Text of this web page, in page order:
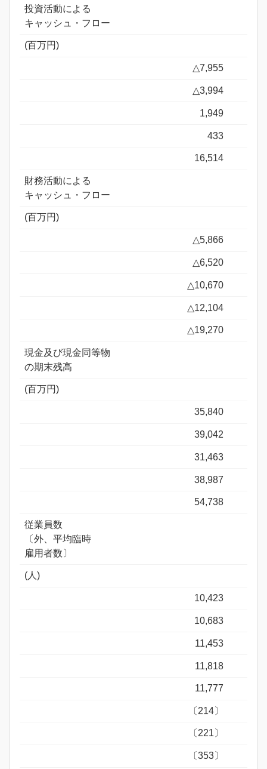
投資活動による
キャッシュ・フロー
(百万円)
△7,955
△3,994
1,949
433
16,514
財務活動による
キャッシュ・フロー
(百万円)
△5,866
△6,520
△10,670
△12,104
△19,270
現金及び現金同等物
の期末残高
(百万円)
35,840
39,042
31,463
38,987
54,738
従業員数
〔外、平均臨時
雇用者数〕
(人)
10,423
10,683
11,453
11,818
11,777
〔214〕
〔221〕
〔353〕